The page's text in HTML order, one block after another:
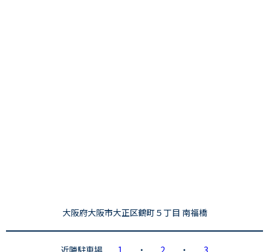
大阪府大阪市大正区鶴町５丁目 南福橋